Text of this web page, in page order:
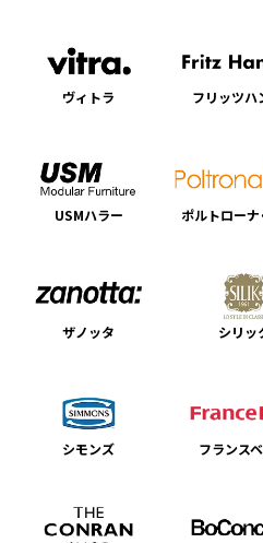
ヴィトラ フリッツハ
USMハラー ポルトローナ
ザノッタ シリッ
シモンズ フランス